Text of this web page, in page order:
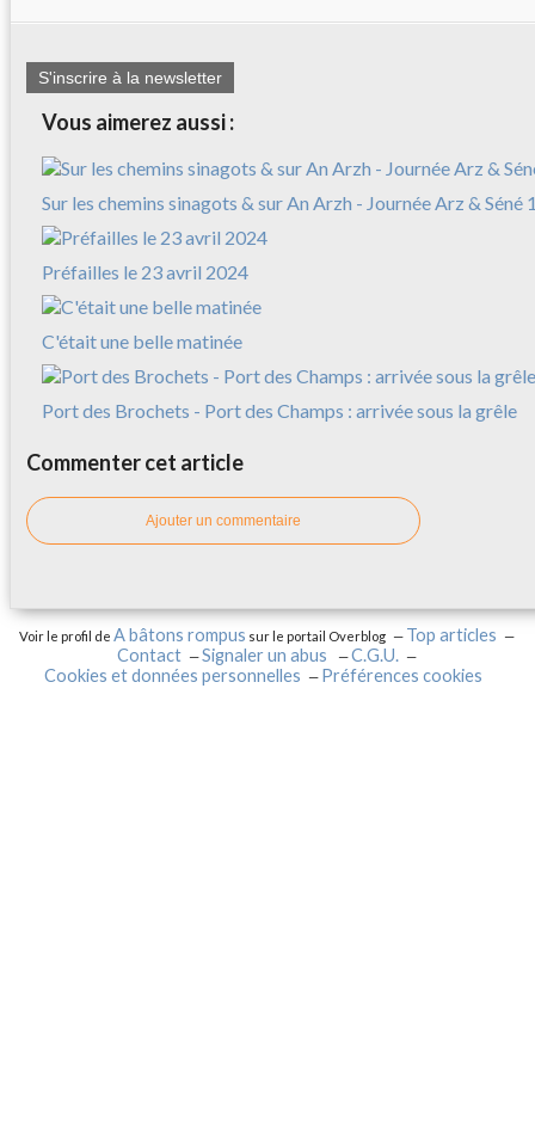
S'inscrire à la newsletter
Vous aimerez aussi :
Sur les chemins sinagots & sur An Arzh - Journée Arz & Séné
Préfailles le 23 avril 2024
C'était une belle matinée
Port des Brochets - Port des Champs : arrivée sous la grêle
Commenter cet article
Ajouter un commentaire
Voir le profil de A bâtons rompus sur le portail Overblog
Top articles
Contact
Signaler un abus
C.G.U.
Cookies et données personnelles
Préférences cookies